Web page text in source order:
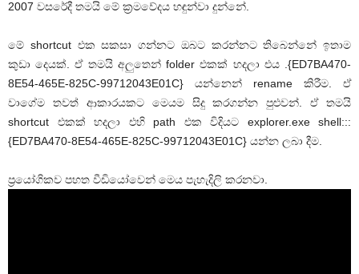
2007 වසරේදී තමයි මේ ක්‍රමවේදය හඳුන්වා දුන්නේ.
මේ shortcut එක සකසා ගන්නට ඔබට කරන්නට තිබෙන්නේ ඉතාම
කුඩා දෙයක්. ඒ තමයි අලුතෙන් folder එකක් හදලා එය .{ED7BA470-
8E54-465E-825C-99712043E01C} යන්නෙන් rename කිරීම. ඒ
වාගේම තවත් ආකාරයකට මෙයම සිදු කරගන්න පුළුවන්. ඒ තමයි
shortcut එකක් හදලා එහි path එක විදියට explorer.exe shell:::
{ED7BA470-8E54-465E-825C-99712043E01C} යන්න ලබා දීම.
ප්‍රයෝගිකව පහත වීඩියෝවෙන් මෙය පැහැදිලි කරනවා.